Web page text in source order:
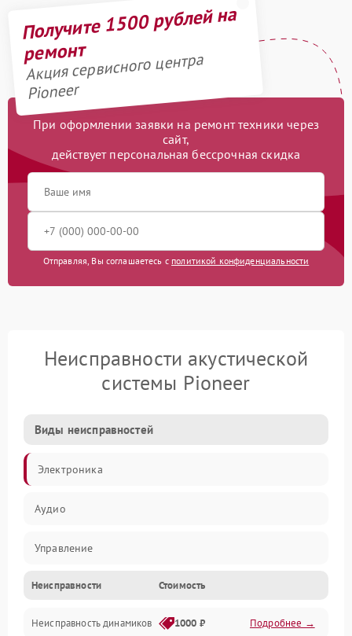
Получите 1500 рублей на
ремонт
Акция сервисного центра
Pioneer
При оформлении заявки на ремонт техники через
сайт,
действует персональная бессрочная скидка
Отправляя, Вы соглашаетесь с политикой конфиденциальности
Неисправности акустической
системы Pioneer
Виды неисправностей
Электроника
Аудио
Управление
Электропитание
Связь
Неисправности Стоимость
Неисправность динамиков 1000 ₽ Подробнее →